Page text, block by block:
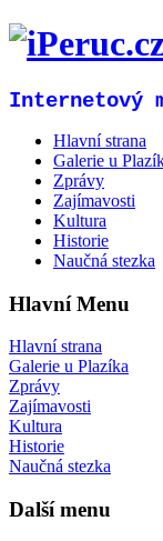
Internetový
Hlavní strana
Galerie u
Zprávy
Zajímavosti
Kultura
Historie
Naučná stezka
Hlavní Menu
Hlavní strana
Galerie u Plazíka
Zprávy
Zajímavosti
Kultura
Historie
Naučná stezka
Další menu